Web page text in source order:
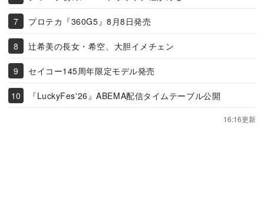
プロテカ『360G5』8月8日発売
辻希美の長女・希空、大胆イメチェン
セイコー145周年限定モデル発売
『LuckyFes'26』ABEMA配信タイムテーブル公開
16:16更新